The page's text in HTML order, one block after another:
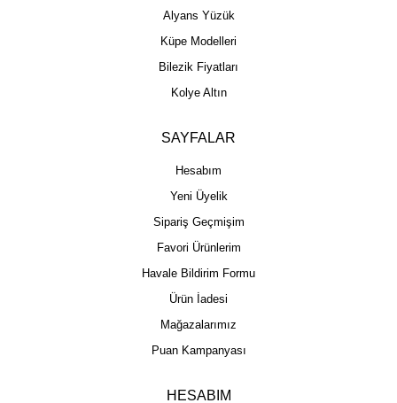
Alyans Yüzük
Küpe Modelleri
Bilezik Fiyatları
Kolye Altın
SAYFALAR
Hesabım
Yeni Üyelik
Sipariş Geçmişim
Favori Ürünlerim
Havale Bildirim Formu
Ürün İadesi
Mağazalarımız
Puan Kampanyası
HESABIM